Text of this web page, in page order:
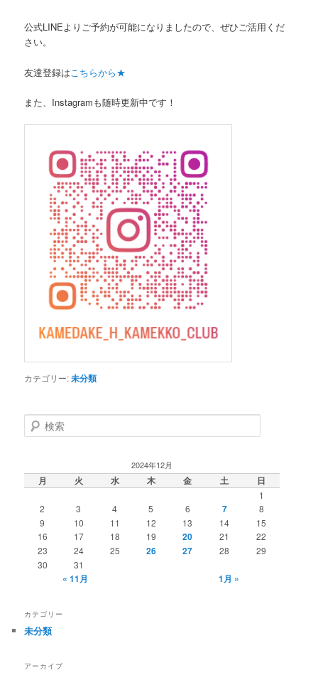
公式LINEよりご予約が可能になりましたので、ぜひご活用くだ
さい。
友達登録は こちらから★
また、Instagramも随時更新中です！
カテゴリー:未分類
検
索
2024年12月
月 火 水 木 金 土 日
1
2
3 4 5 6 7
8
9
10 11 12 13 14
15
16
17 18 19 20 21
22
23
24 25 26 27 28
29
30
31
« 11月 1月 »
カテゴリー
未分類
アーカイブ